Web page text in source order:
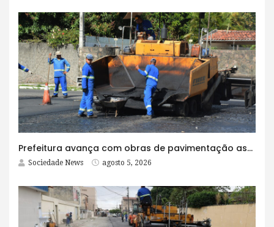
Prefeitura avança com obras de pavimentação asfáltica na Rua Lopes Rodrigues
Sociedade News agosto 5, 2026